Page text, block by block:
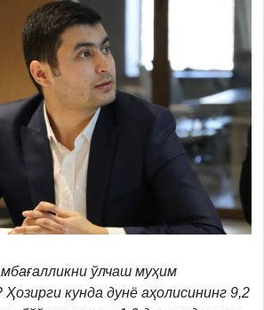
ўлчаш муҳим
Ҳозирги кунда дунё аҳолисининг 9,2